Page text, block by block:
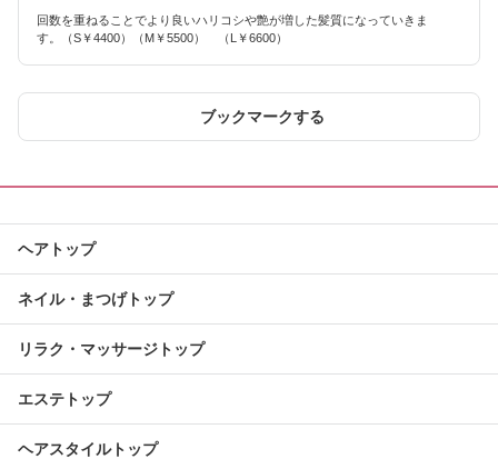
回数を重ねることでより良いハリコシや艶が増した髪質になっていきま
す。（S￥4400）（M￥5500） （L￥6600）
ブックマークする
ヘアトップ
ネイル・まつげトップ
リラク・マッサージトップ
エステトップ
ヘアスタイルトップ